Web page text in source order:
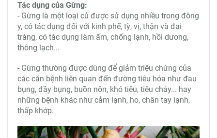
Tác dụng của Gừng:
- Gừng là một loại củ được sử dụng nhiều trong đông
y, có tác dụng đối với kinh phế, tỳ, vị, thận và đại
tràng, có tác dụng làm ấm, chống lạnh, hồi dương,
thông lạch...
- Gừng thường được dùng để giảm triệu chứng của
các căn bệnh liên quan đến đường tiêu hóa như đau
bụng, đầy bụng, buồn nôn, khó tiêu, tiêu chảy... hay
những bệnh khác như cảm lạnh, ho, chân tay lạnh,
thấp khớp.